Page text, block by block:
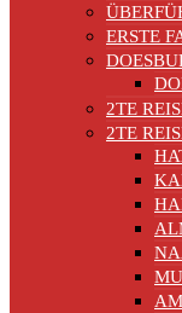
ERSTE
2TE
2TE